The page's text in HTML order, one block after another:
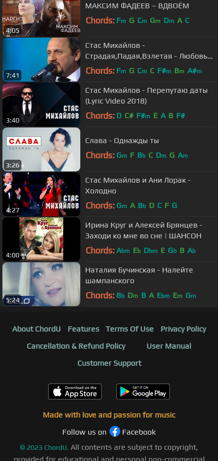
4:05
МАКСИМ ФАДЕЕВ – ВДВОЁМ
Chords: Fm G Cm Gm Dm A C
7:41
Стас Михайлов -
Страдая,Падая,Взлетая - Любовь
Запретная "Шансон года"2015.
Chords: Fm G Cm C F#m Bm A#m
3:40
Стас Михайлов - Перепутаю даты
(Lyric Video 2018)
Chords: D C# F#m E A B F#
3:26
Слава - Однажды ты
Chords: Gm F Bb C Dm G Am
4:27
Стас Михайлов и Ани Лорак -
Холодно
Chords: Gm A Bb D C F G
4:00
Ирина Круг и Алексей Брянцев -
Заходи ко мне во сне | ШАНСОН
Chords: Abm Eb Dbm E Gb B Ab
5:24
Наталия Бучинская - Налейте
шампанского
Chords: Bb Dm B A Ebm Em Gm
About ChordU Features Terms Of Use
Privacy Policy
Cancellation & Refund Policy
User Manual
Customer Support
Made with love and passion for music
Follow us on
Facebook
© 2023 ChordU. All contents are subject to copyright,